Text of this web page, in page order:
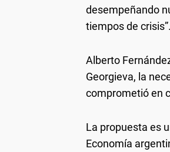
desempeñando
tiempos de crisis”.
Alberto
Georgieva, la
comprometió en
La propuesta es
Economía